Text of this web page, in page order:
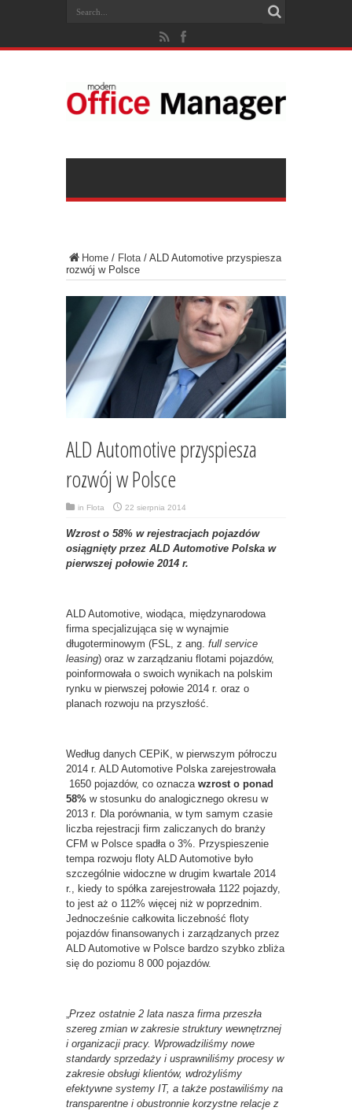
Home / Flota/ ALD Automotive przyspiesza
rozwój w Polsce
ALD Automotive przyspiesza
rozwój w Polsce
in Flota 22 sierpnia 2014
Wzrost o 58% w rejestracjach pojazdów
osiągnięty przez ALD Automotive Polska w
pierwszej połowie 2014 r.
ALD Automotive, wiodąca, międzynarodowa
firma specjalizująca się w wynajmie
długoterminowym (FSL, z ang. full service
leasing) oraz w zarządzaniu flotami pojazdów,
poinformowała o swoich wynikach na polskim
rynku w pierwszej połowie 2014 r. oraz o
planach rozwoju na przyszłość.
Według danych CEPiK, w pierwszym półroczu
2014 r. ALD Automotive Polska zarejestrowała
1650 pojazdów, co oznacza wzrost o ponad
58% w stosunku do analogicznego okresu w
2013 r. Dla porównania, w tym samym czasie
liczba rejestracji firm zaliczanych do branży
CFM w Polsce spadła o 3%. Przyspieszenie
tempa rozwoju floty ALD Automotive było
szczególnie widoczne w drugim kwartale 2014
r., kiedy to spółka zarejestrowała 1122 pojazdy,
to jest aż o 112% więcej niż w poprzednim.
Jednocześnie całkowita liczebność floty
pojazdów finansowanych i zarządzanych przez
ALD Automotive w Polsce bardzo szybko zbliża
się do poziomu 8 000 pojazdów.
Przez ostatnie 2 lata nasza firma przeszła
szereg zmian w zakresie struktury wewnętrznej
i organizacji pracy. Wprowadziliśmy nowe
standardy sprzedaży i usprawniliśmy procesy w
zakresie obsługi klientów, wdrożyliśmy
efektywne systemy IT, a także postawiliśmy na
transparentne i obustronnie korzystne relacje z